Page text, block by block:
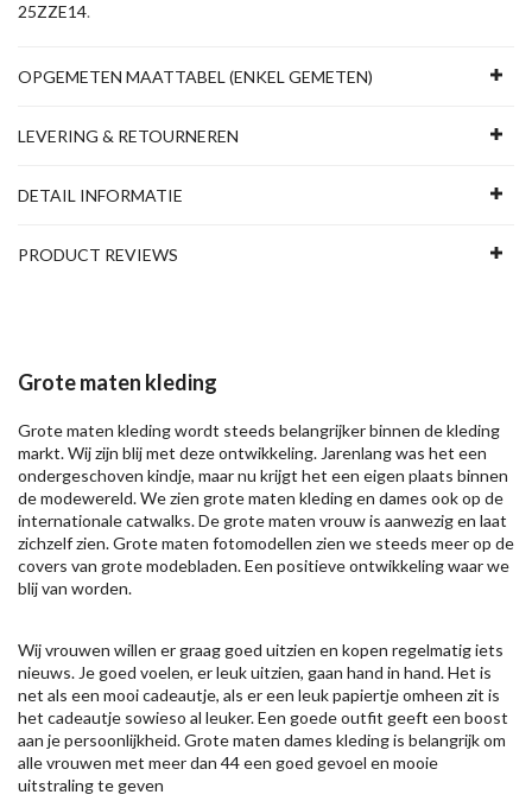
25ZZE14.
OPGEMETEN MAATTABEL (ENKEL GEMETEN)
LEVERING & RETOURNEREN
DETAIL INFORMATIE
PRODUCT REVIEWS
Grote maten kleding
Grote maten kleding wordt steeds belangrijker binnen de kleding
markt. Wij zijn blij met deze ontwikkeling. Jarenlang was het een
ondergeschoven kindje, maar nu krijgt het een eigen plaats binnen
de modewereld. We zien grote maten kleding en dames ook op de
internationale catwalks. De grote maten vrouw is aanwezig en laat
zichzelf zien. Grote maten fotomodellen zien we steeds meer op de
covers van grote modebladen. Een positieve ontwikkeling waar we
blij van worden.
Wij vrouwen willen er graag goed uitzien en kopen regelmatig iets
nieuws. Je goed voelen, er leuk uitzien, gaan hand in hand. Het is
net als een mooi cadeautje, als er een leuk papiertje omheen zit is
het cadeautje sowieso al leuker. Een goede outfit geeft een boost
aan je persoonlijkheid. Grote maten dames kleding is belangrijk om
alle vrouwen met meer dan 44 een goed gevoel en mooie
uitstraling te geven